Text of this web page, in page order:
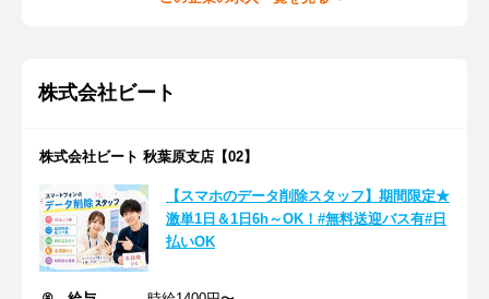
株式会社ビート
株式会社ビート 秋葉原支店【02】
【スマホのデータ削除スタッフ】期間限定★
激単1日＆1日6h～OK！#無料送迎バス有#日
払いOK